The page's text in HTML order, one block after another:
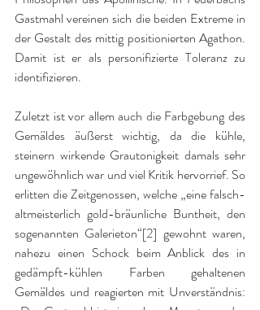
Gastmahl vereinen sich die beiden Extreme in
der Gestalt des mittig positionierten Agathon.
Damit ist er als personifizierte Toleranz zu
identifizieren.
Zuletzt ist vor allem auch die Farbgebung des
Gemäldes äußerst wichtig, da die kühle,
steinern wirkende Grautonigkeit damals sehr
ungewöhnlich war und viel Kritik hervorrief. So
erlitten die Zeitgenossen, welche „eine falsch-
altmeisterlich gold-bräunliche Buntheit, den
sogenannten Galerieton“[2] gewohnt waren,
nahezu einen Schock beim Anblick des in
gedämpft-kühlen Farben gehaltenen
Gemäldes und reagierten mit Unverständnis: